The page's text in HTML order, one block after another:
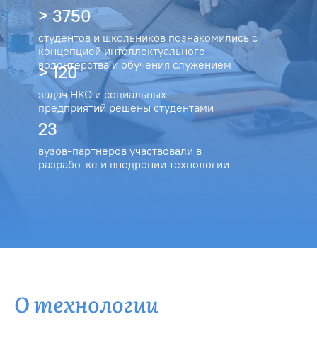
> 3750
студентов и школьников познакомились с
концепцией интеллектуального
волонтерства и обучения служением
> 120
задач НКО и социальных
предприятий решены студентами
23
вузов-партнеров участвовали в
разработке и внедрении технологии
О технологии